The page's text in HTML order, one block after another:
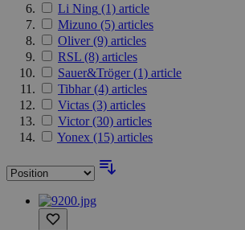
Li Ning (1) article
Mizuno (5) articles
Oliver (9) articles
RSL (8) articles
Sauer&Tröger (1) article
Tibhar (4) articles
Victas (3) articles
Victor (30) articles
Yonex (15) articles